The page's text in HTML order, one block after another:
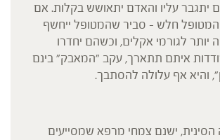
יתגבר עליו והאדם יתאושש בקלות. אם
חלש – סביר שהמטופל ייחשף
יותר לגורמי אקלים, וכשהם יחדרו
איתם תתארך, עקב "המאבק" בינם
והיא אף עלולה להסתבך.
הסינית, ישנם צמחי מרפא שמסייעים